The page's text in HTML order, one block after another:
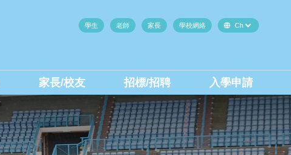
學生 老師 家長 學校網絡
家長/校友 招標/招聘 入學申請